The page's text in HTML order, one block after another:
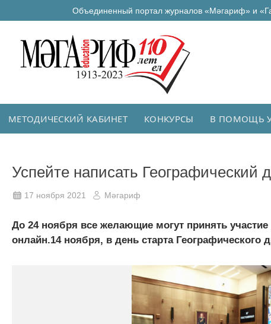
Объединенный портал журналов «Мәгариф» и
МЕТОДИЧЕСКИЙ КАБИНЕТ КОНКУРСЫ В ПОМОЩЬ
Успейте написать Географический
17 ноября 2021 Мәгариф
До 24 ноября все желающие могут принять участие
онлайн.14 ноября, в день старта Географического